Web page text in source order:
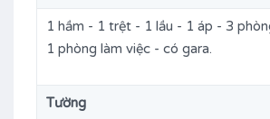
1 hầm - 1 trệt - 1 lầu - 1 áp - 3
1 phòng làm việc - có gara.
Tường